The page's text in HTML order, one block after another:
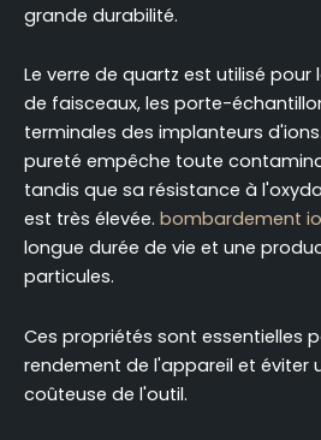
grande durabilité.
Le verre de quartz est utilisé pour
de faisceaux, les porte-
terminales des implanteurs
pureté empêche toute
tandis que sa résistance à
est très élevée. bombardement
longue durée de vie et une
particules.
Ces propriétés sont essentielles
rendement de l'appareil et éviter
coûteuse de l'outil.